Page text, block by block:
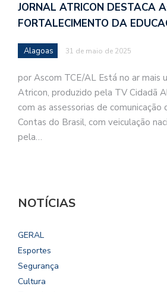
JORNAL ATRICON DESTACA
FORTALECIMENTO DA
Alagoas 31 de maio de 2025
por Ascom TCE/AL Está no ar mais
Atricon, produzido pela TV Cidadã
com as assessorias de comunicação
Contas do Brasil, com veiculação
pela…
NOTÍCIAS
GERAL
Esportes
Segurança
Cultura